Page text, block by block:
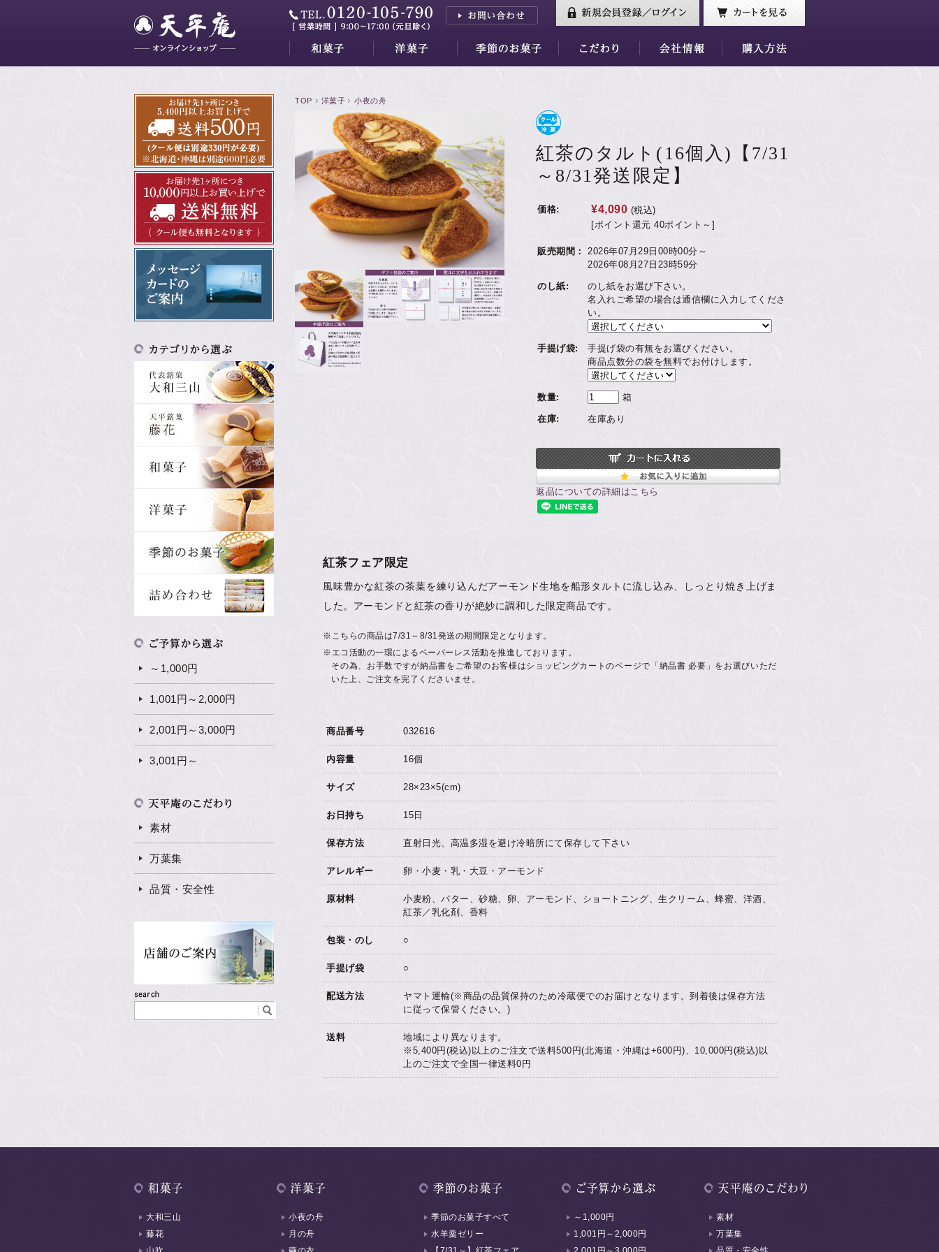
TOP 洋菓子 小夜の舟
紅茶のタルト(16個入)【7/31
～8/31発送限定】
価格: ¥4,090 (税込)
[ポイント還元 40ポイント～]
販売期間：
2026年07月29日00時00分～
2026年08月27日23時59分
のし紙:
のし紙をお選び下さい。
名入れご希望の場合は通信欄に入力してくださ
い。
手提げ袋:
手提げ袋の有無をお選びください。
商品点数分の袋を無料でお付けします。
数量: 箱
在庫: 在庫あり
返品についての詳細はこちら
紅茶フェア限定
風味豊かな紅茶の茶葉を練り込んだアーモンド生地を船形タルトに流し込み、しっとり焼き上げま
した。アーモンドと紅茶の香りが絶妙に調和した限定商品です。
※こちらの商品は7/31～8/31発送の期間限定となります。
※エコ活動の一環によるペーパーレス活動を推進しております。
その為、お手数ですが納品書をご希望のお客様はショッピングカートのページで「納品書 必要」をお選びいただ
いた上、ご注文を完了くださいませ。
商品番号 032616
内容量 16個
サイズ 28×23×5(cm)
お日持ち 15日
保存方法 直射日光、高温多湿を避け冷暗所にて保存して下さい
アレルギー 卵・小麦・乳・大豆・アーモンド
原材料
小麦粉、バター、砂糖、卵、アーモンド、ショートニング、生クリーム、蜂蜜、洋酒、
紅茶／乳化剤、香料
包装・のし ○
手提げ袋 ○
配送方法
ヤマト運輸(※商品の品質保持のため冷蔵便でのお届けとなります。到着後は保存方法
に従って保管ください。)
送料
地域により異なります。
※5,400円(税込)以上のご注文で送料500円(北海道・沖縄は+600円)、10,000円(税込)以
上のご注文で全国一律送料0円
～1,000円
1,001円～2,000円
2,001円～3,000円
3,001円～
素材
万葉集
品質・安全性
大和三山
藤花
小夜の舟
月の舟
季節のお菓子すべて
水羊羹ゼリー
～1,000円
1,001円～2,000円
素材
万葉集